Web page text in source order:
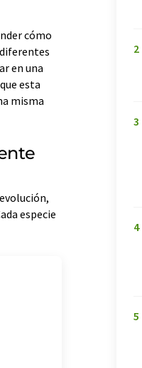
cómo
en una
esta
misma
especie
2
3
4
5